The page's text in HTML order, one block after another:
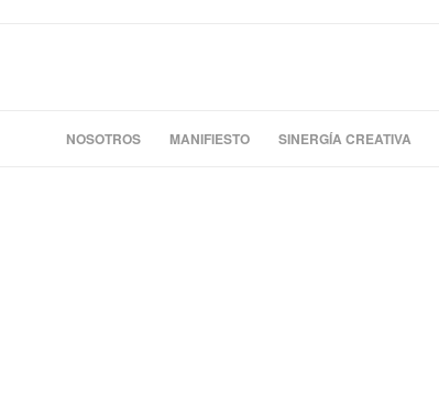
NOSOTROS MANIFIESTO SINERGÍA CREATIVA